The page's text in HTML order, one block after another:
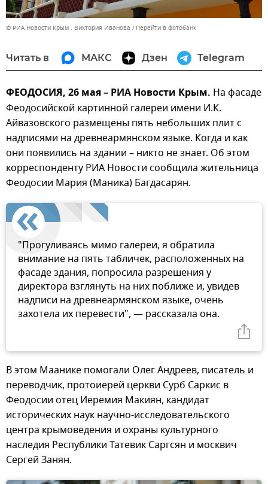
© РИА Новости Крым . Виктория Иванова Перейти в фотобанк
Читать в МАКС Дзен Telegram
ФЕОДОСИЯ, 26 мая – РИА Новости Крым. На фасаде
Феодосийской картинной галереи имени И.К.
Айвазовского размещены пять небольших плит с
надписями на древнеармянском языке. Когда и как
они появились на здании – никто не знает. Об этом
корреспонденту РИА Новости сообщила жительница
Феодосии Мария (Маника) Багдасарян.
"Прогуливаясь мимо галереи, я обратила
внимание на пять табличек, расположенных на
фасаде здания, попросила разрешения у
директора взглянуть на них поближе и, увидев
надписи на древнеармянском языке, очень
захотела их перевести", — рассказала она.
В этом Маанике помогали Олег Андреев, писатель и
переводчик, протоиерей церкви Сурб Саркис в
Феодосии отец Иеремия Макиян, кандидат
исторических наук научно-исследовательского
центра крымоведения и охраны культурного
наследия Республики Татевик Саргсян и москвич
Сергей Занян.